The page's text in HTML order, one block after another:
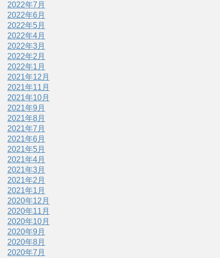
2022年7月
2022年6月
2022年5月
2022年4月
2022年3月
2022年2月
2022年1月
2021年12月
2021年11月
2021年10月
2021年9月
2021年8月
2021年7月
2021年6月
2021年5月
2021年4月
2021年3月
2021年2月
2021年1月
2020年12月
2020年11月
2020年10月
2020年9月
2020年8月
2020年7月